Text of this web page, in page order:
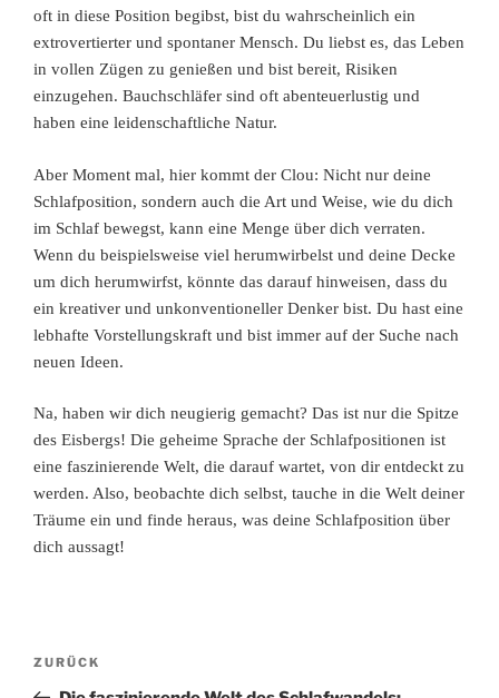
oft in diese Position begibst, bist du wahrscheinlich ein
extrovertierter und spontaner Mensch. Du liebst es, das Leben
in vollen Zügen zu genießen und bist bereit, Risiken
einzugehen. Bauchschläfer sind oft abenteuerlustig und
haben eine leidenschaftliche Natur.
Aber Moment mal, hier kommt der Clou: Nicht nur deine
Schlafposition, sondern auch die Art und Weise, wie du dich
im Schlaf bewegst, kann eine Menge über dich verraten.
Wenn du beispielsweise viel herumwirbelst und deine Decke
um dich herumwirfst, könnte das darauf hinweisen, dass du
ein kreativer und unkonventioneller Denker bist. Du hast eine
lebhafte Vorstellungskraft und bist immer auf der Suche nach
neuen Ideen.
Na, haben wir dich neugierig gemacht? Das ist nur die Spitze
des Eisbergs! Die geheime Sprache der Schlafpositionen ist
eine faszinierende Welt, die darauf wartet, von dir entdeckt zu
werden. Also, beobachte dich selbst, tauche in die Welt deiner
Träume ein und finde heraus, was deine Schlafposition über
dich aussagt!
ZURÜCK